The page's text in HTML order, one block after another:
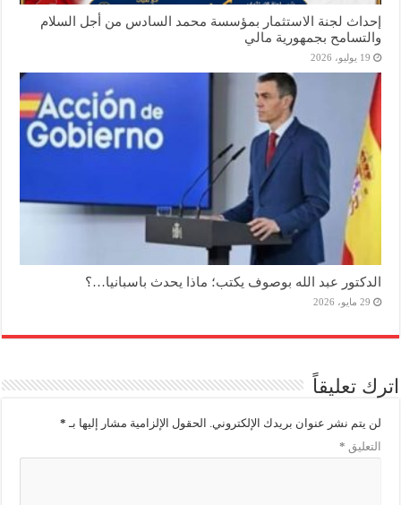
إحداث لجنة الاستثمار بمؤسسة محمد السادس من أجل السلام
والتسامح بجمهورية مالي
19 يوليو، 2026
الدكتور عبد الله بوصوف يكتب؛ ماذا يحدث باسبانيا…؟
29 مايو، 2026
اترك تعليقاً
لن يتم نشر عنوان بريدك الإلكتروني. الحقول الإلزامية مشار إليها بـ *
التعليق *